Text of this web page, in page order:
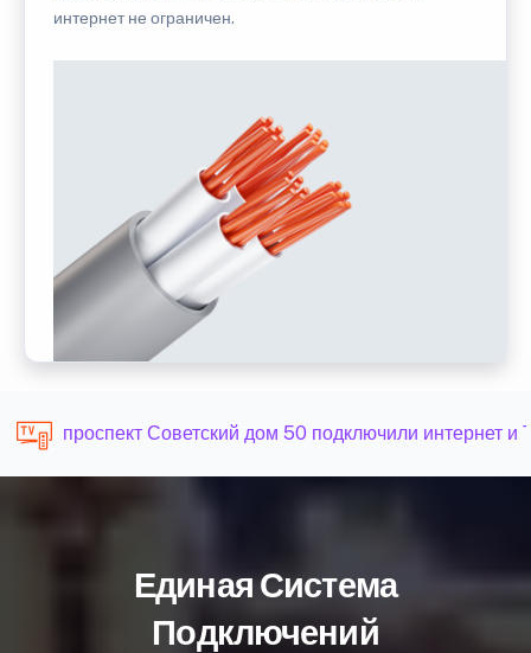
интернет не ограничен.
проспект Советский дом 50 подключили интернет и
Единая Система
Подключений